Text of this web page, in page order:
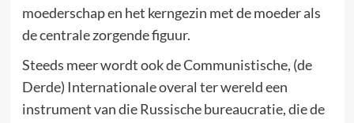
moederschap en het kerngezin met de moeder als
de centrale zorgende figuur.
Steeds meer wordt ook de Communistische, (de
Derde) Internationale overal ter wereld een
instrument van die Russische bureaucratie, die de